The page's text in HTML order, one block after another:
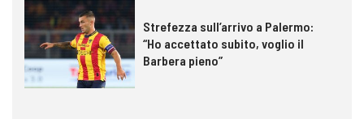
Strefezza sull’arrivo a Palermo:
“Ho accettato subito, voglio il
Barbera pieno”